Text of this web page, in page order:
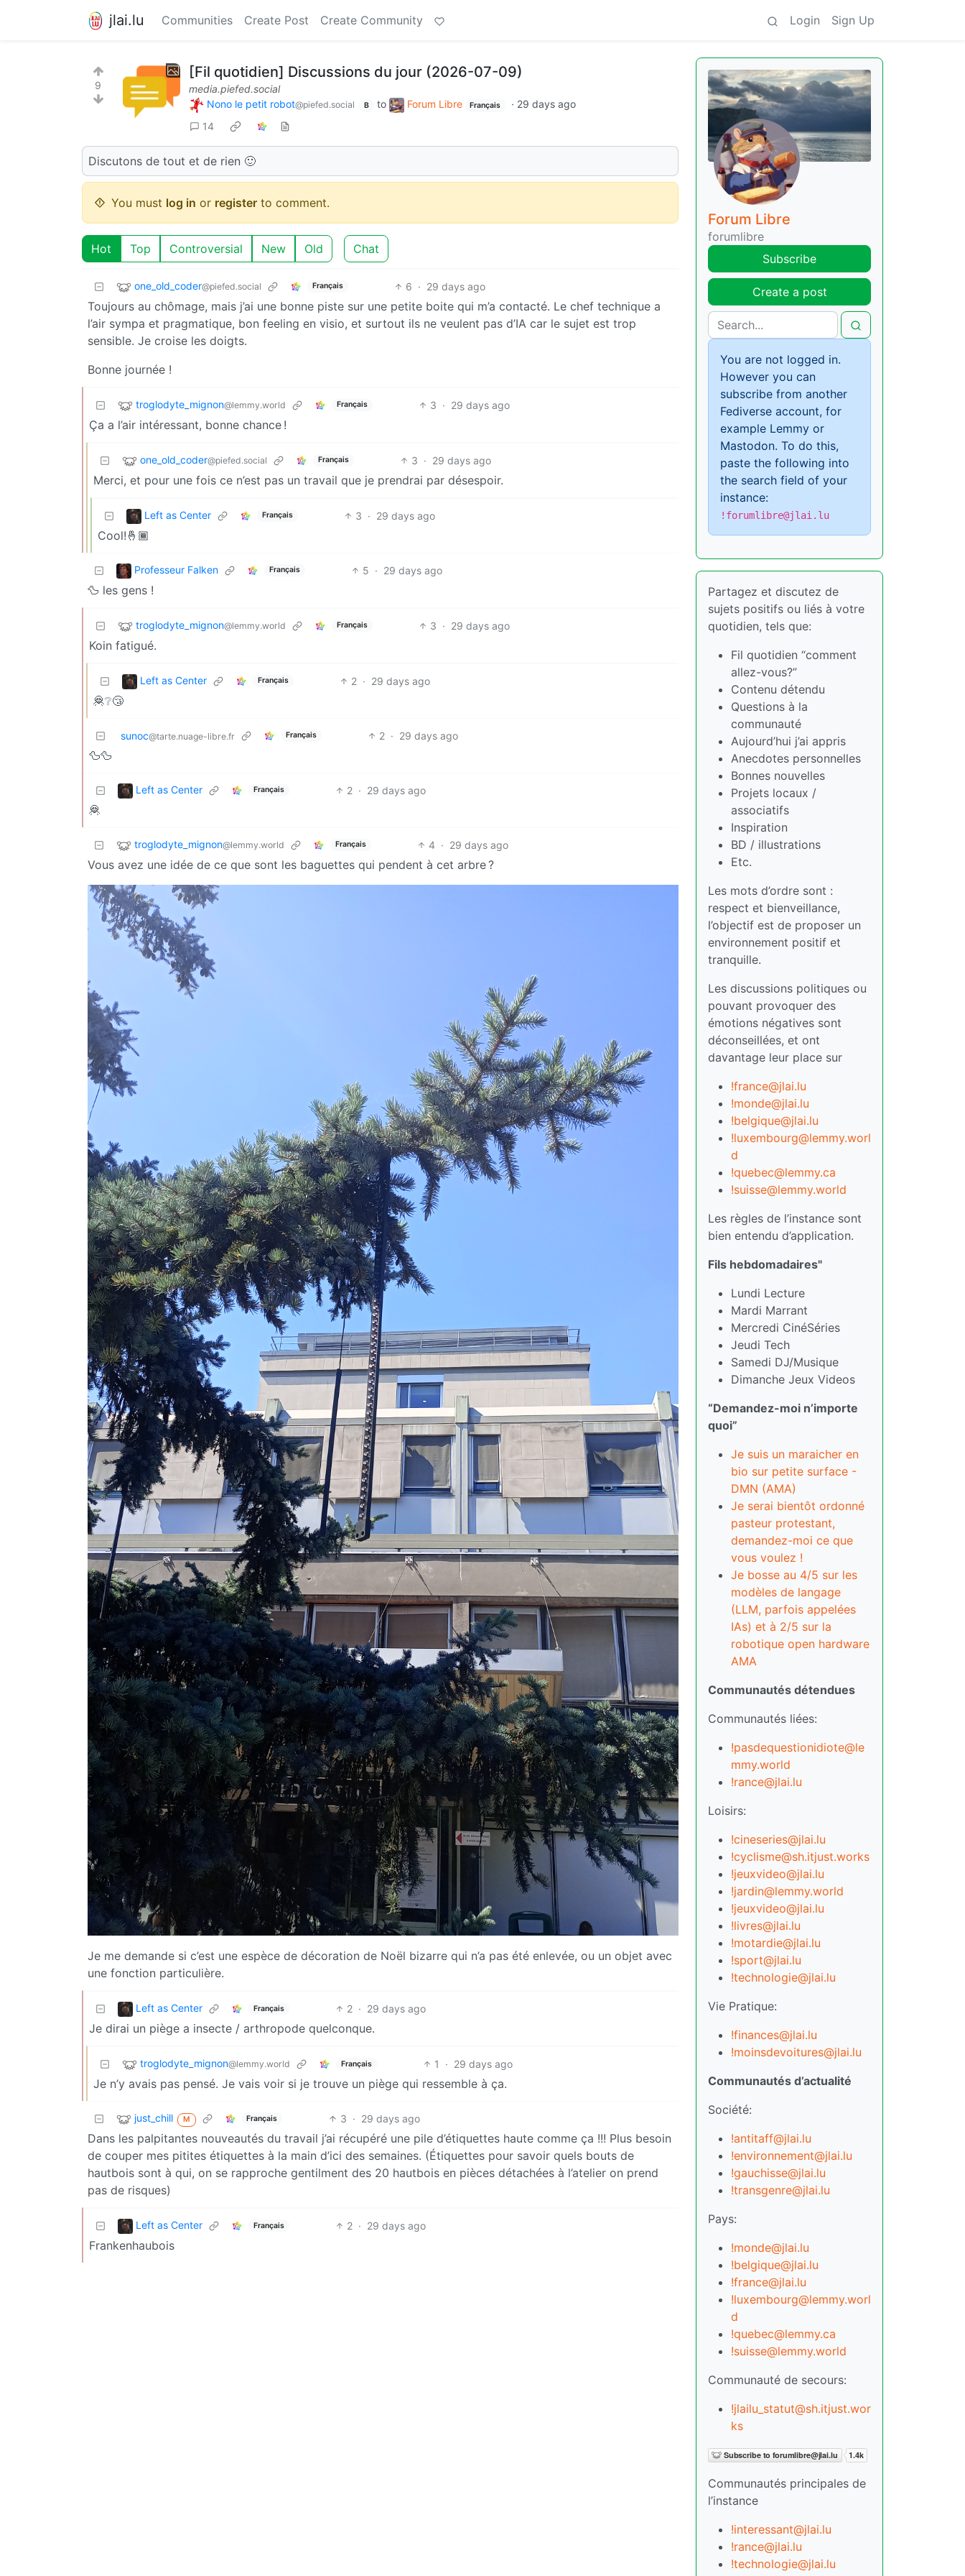
jlai.lu Communities Create Post Create Community Login Sign Up
9
[Fil quotidien] Discussions du jour (2026-07-09)
media.piefed.social
Nono le petit robot@piefed.social B to Forum Libre Français · 29 days ago
14
Discutons de tout et de rien 🙂
You must log in or register to comment.
Hot Top Controversial New Old Chat
one_old_coder@piefed.social Français 6 · 29 days ago
Toujours au chômage, mais j’ai une bonne piste sur une petite boite qui m’a contacté. Le chef technique a
l’air sympa et pragmatique, bon feeling en visio, et surtout ils ne veulent pas d’IA car le sujet est trop
sensible. Je croise les doigts.
Bonne journée !
troglodyte_mignon@lemmy.world Français 3 · 29 days ago
Ça a l’air intéressant, bonne chance !
one_old_coder@piefed.social Français 3 · 29 days ago
Merci, et pour une fois ce n’est pas un travail que je prendrai par désespoir.
Left as Center Français 3 · 29 days ago
Cool!🤞🏾
Professeur Falken Français 5 · 29 days ago
🦆 les gens !
troglodyte_mignon@lemmy.world Français 3 · 29 days ago
Koin fatigué.
Left as Center Français 2 · 29 days ago
🦧❔😴
sunoc@tarte.nuage-libre.fr Français 2 · 29 days ago
🦆🦆
Left as Center Français 2 · 29 days ago
🦧
troglodyte_mignon@lemmy.world Français 4 · 29 days ago
Vous avez une idée de ce que sont les baguettes qui pendent à cet arbre ?
Je me demande si c’est une espèce de décoration de Noël bizarre qui n’a pas été enlevée, ou un objet avec
une fonction particulière.
Left as Center Français 2 · 29 days ago
Je dirai un piège a insecte / arthropode quelconque.
troglodyte_mignon@lemmy.world Français 1 · 29 days ago
Je n’y avais pas pensé. Je vais voir si je trouve un piège qui ressemble à ça.
just_chill M Français 3 · 29 days ago
Dans les palpitantes nouveautés du travail j’ai récupéré une pile d’étiquettes haute comme ça !!! Plus besoin
de couper mes pitites étiquettes à la main d’ici des semaines. (Étiquettes pour savoir quels bouts de
hautbois sont à qui, on se rapproche gentilment des 20 hautbois en pièces détachées à l’atelier on prend
pas de risques)
Left as Center Français 2 · 29 days ago
Frankenhaubois
Forum Libre
forumlibre
Subscribe
Create a post
You are not logged in.
However you can
subscribe from another
Fediverse account, for
example Lemmy or
Mastodon. To do this,
paste the following into
the search field of your
instance:
!forumlibre@jlai.lu
Partagez et discutez de
sujets positifs ou liés à votre
quotidien, tels que:
Fil quotidien “comment
allez-vous?”
Contenu détendu
Questions à la
communauté
Aujourd’hui j’ai appris
Anecdotes personnelles
Bonnes nouvelles
Projets locaux /
associatifs
Inspiration
BD / illustrations
Etc.
Les mots d’ordre sont :
respect et bienveillance,
l’objectif est de proposer un
environnement positif et
tranquille.
Les discussions politiques ou
pouvant provoquer des
émotions négatives sont
déconseillées, et ont
davantage leur place sur
!france@jlai.lu
!monde@jlai.lu
!belgique@jlai.lu
!luxembourg@lemmy.worl
d
!quebec@lemmy.ca
!suisse@lemmy.world
Les règles de l’instance sont
bien entendu d’application.
Fils hebdomadaires"
Lundi Lecture
Mardi Marrant
Mercredi CinéSéries
Jeudi Tech
Samedi DJ/Musique
Dimanche Jeux Videos
“Demandez-moi n’importe
quoi”
Je suis un maraicher en
bio sur petite surface -
DMN (AMA)
Je serai bientôt ordonné
pasteur protestant,
demandez-moi ce que
vous voulez !
Je bosse au 4/5 sur les
modèles de langage
(LLM, parfois appelées
IAs) et à 2/5 sur la
robotique open hardware
AMA
Communautés détendues
Communautés liées:
!pasdequestionidiote@le
mmy.world
!rance@jlai.lu
Loisirs:
!cineseries@jlai.lu
!cyclisme@sh.itjust.works
!jeuxvideo@jlai.lu
!jardin@lemmy.world
!jeuxvideo@jlai.lu
!livres@jlai.lu
!motardie@jlai.lu
!sport@jlai.lu
!technologie@jlai.lu
Vie Pratique:
!finances@jlai.lu
!moinsdevoitures@jlai.lu
Communautés d’actualité
Société:
!antitaff@jlai.lu
!environnement@jlai.lu
!gauchisse@jlai.lu
!transgenre@jlai.lu
Pays:
!monde@jlai.lu
!belgique@jlai.lu
!france@jlai.lu
!luxembourg@lemmy.worl
d
!quebec@lemmy.ca
!suisse@lemmy.world
Communauté de secours:
!jlailu_statut@sh.itjust.wor
ks
Communautés principales de
l’instance
!interessant@jlai.lu
!rance@jlai.lu
!technologie@jlai.lu